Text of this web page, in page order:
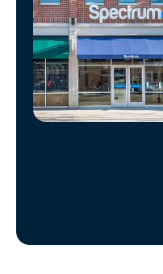
Administrar
cuenta
Encuentra
una
tienda